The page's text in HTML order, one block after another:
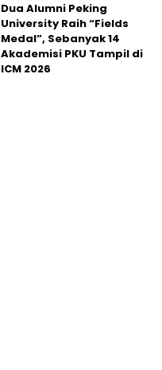
Dua Alumni Peking
University Raih “Fields
Medal”, Sebanyak 14
Akademisi PKU Tampil di
ICM 2026